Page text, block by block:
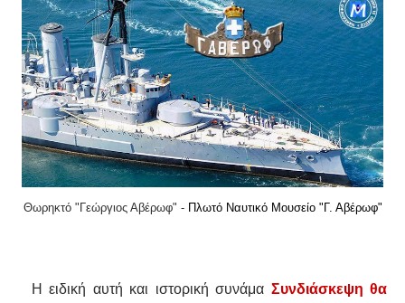
Θωρηκτό "Γεώργιος Αβέρωφ" - Πλωτό Ναυτικό Μουσείο "Γ. Αβέρωφ"
Η ειδική αυτή και ιστορική συνάμα Συνδιάσκεψη θα